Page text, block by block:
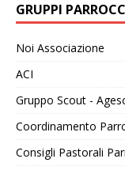
GRUPPI
Noi Associazione
ACI
Gruppo Scout -
Coordinamento
Consigli Pastorali